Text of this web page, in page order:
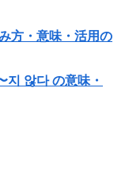
方・意味・活用の
지 않다 の意味・